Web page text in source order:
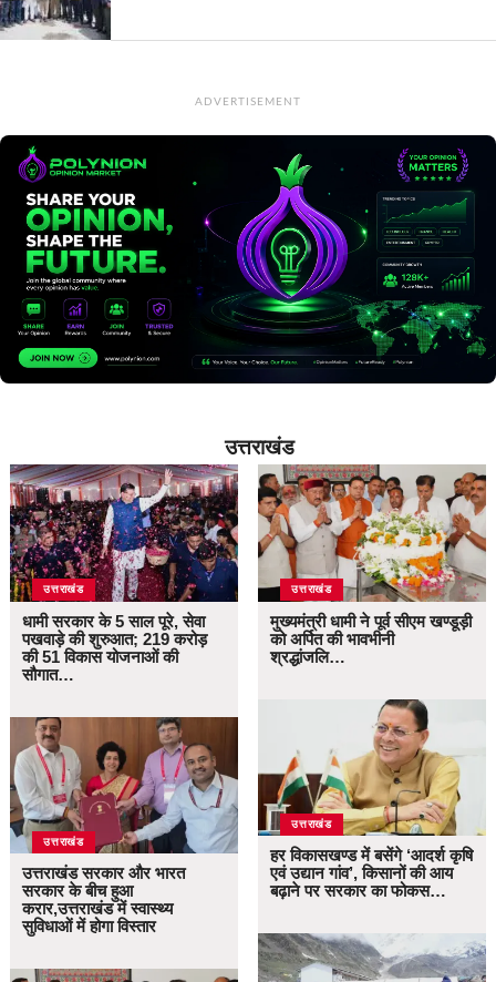
ADVERTISEMENT
उत्तराखंड
उत्तराखंड
धामी सरकार के 5 साल पूरे, सेवा
पखवाड़े की शुरुआत; 219 करोड़
की 51 विकास योजनाओं की
सौगात…
उत्तराखंड
उत्तराखंड सरकार और भारत
सरकार के बीच हुआ
करार,उत्तराखंड में स्वास्थ्य
सुविधाओं में होगा विस्तार
उत्तराखंड
मुख्यमंत्री धामी ने पूर्व सीएम खण्डूड़ी
को अर्पित की भावभीनी
श्रद्धांजलि…
उत्तराखंड
हर विकासखण्ड में बसेंगे ‘आदर्श कृषि
एवं उद्यान गांव’, किसानों की आय
बढ़ाने पर सरकार का फोकस…